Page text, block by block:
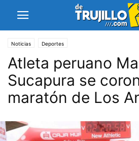
Noticias Deportes
Atleta peruano
Sucapura se
maratón de Los